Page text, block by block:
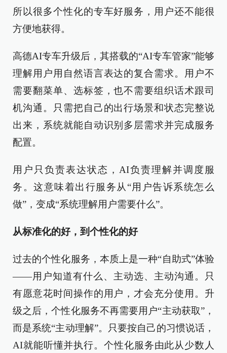
所以很多个性化的专车好服务，用户还不能很
方便地获得。
高德AI专车升级后，其搭载的“AI专车管家”能够
理解用户用自然语言表达的复合需求。用户不
需要翻菜单、选标签，也不需要组织话术跟司
机沟通。只需把自己的出行场景和状态完整说
出来，系统就能自动识别多层需求并完成服务
配置。
用户只负责表达状态，AI负责理解并调度服
务。这意味着出行服务从“用户告诉系统怎么
做”，变成“系统理解用户需要什么”。
从标准化的好，到个性化的好
过去的个性化服务，本质上是一种“自助式”体验
——用户知道有什么、主动选、主动沟通。只
有愿意花时间操作的用户，才会充分使用。升
级之后，个性化服务不再需要用户“主动获取”，
而是系统“主动理解”。只要按自己的习惯说话，
AI就能听懂并执行。个性化服务由此从少数人